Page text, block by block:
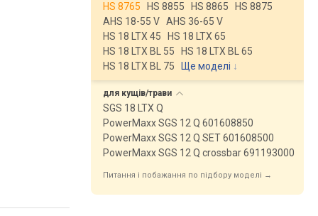
HS 8765
HS 8855 HS 8865
HS 8875
AHS 18-55 V AHS 36-65 V
HS 18 LTX 45
HS 18 LTX 65
HS 18 LTX BL 55
HS 18 LTX BL 65
HS 18 LTX BL 75
Ще моделі ↓
для кущів/трави
SGS 18 LTX Q
PowerMaxx SGS 12 Q 601608850
PowerMaxx SGS 12 Q SET 601608500
PowerMaxx SGS 12 Q crossbar 691193000
Питання і побажання по підбору моделі →